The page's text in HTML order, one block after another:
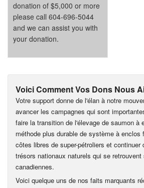
donation of $5,000 or more
please call 604-696-5044
and we can assist you with
your donation.
Voici Comment Vos Dons Nous
Votre support donne de l'élan à notre
avancer les campagnes qui sont
faire la transition de l'élevage de saumon à
méthode plus durable de système à enclos
côtes libres de super-pétroliers et continuer
trésors nationaux naturels qui se
canadiennes.
Voici quelque uns de nos faits marquants